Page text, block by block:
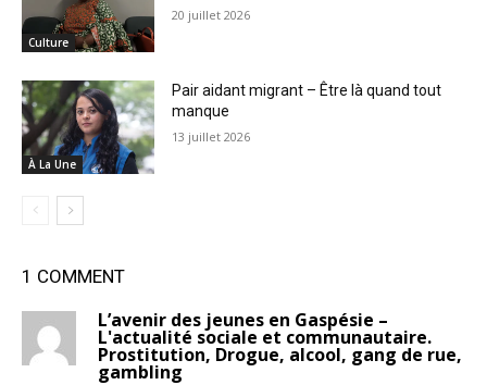
Culture
20 juillet 2026
À La Une
Pair aidant migrant – Être là quand tout
manque
13 juillet 2026
1 COMMENT
L’avenir des jeunes en Gaspésie –
L'actualité sociale et communautaire.
Prostitution, Drogue, alcool, gang de rue,
gambling